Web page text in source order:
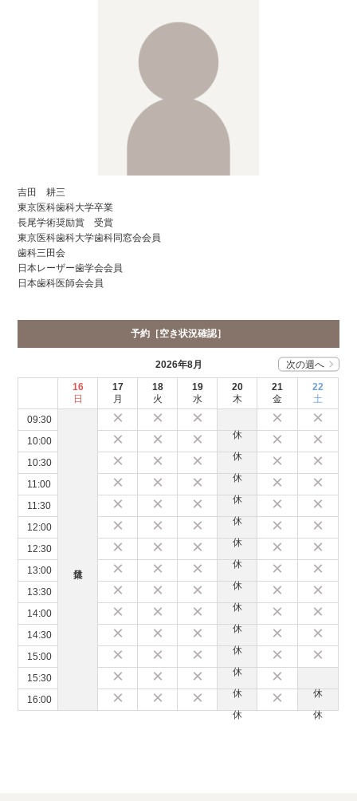
吉田 耕三
東京医科歯科大学卒業
長尾学術奨励賞 受賞
東京医科歯科大学歯科同窓会会員
歯科三田会
日本レーザー歯学会会員
日本歯科医師会会員
予約［空き状況確認］
2026年8月
次の週へ
16
日
17
月
18
火
19
水
20
木
21
金
22
土
09:30
× × × × ×
10:00 × × × × ×
10:30 × × × × ×
11:00 × × × × ×
11:30 × × × × ×
12:00 × × × × ×
12:30 × × × × ×
13:00 × × × × ×
13:30 × × × × ×
14:00 × × × × ×
14:30 × × × × ×
15:00 × × × × ×
15:30 × × × ×
16:00 × × × ×